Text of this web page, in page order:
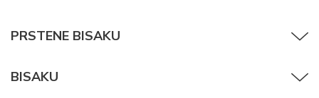
PRSTENE BISAKU
BISAKU